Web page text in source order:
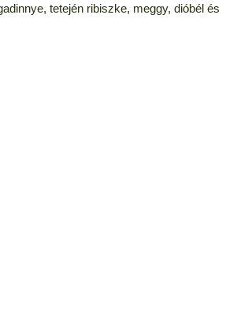
tetején ribiszke, meggy, dióbél és